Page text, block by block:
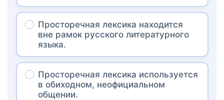
Просторечная лексика находится
вне рамок русского литературного
языка.
Просторечная лексика используется
в обиходном, неофициальном
общении.